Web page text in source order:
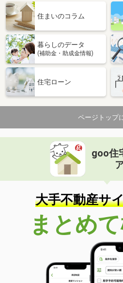
山梨県甲府市天神町
8.10万円
山梨県甲府
専有面積
25.89m²
間取り
1K
山梨県笛吹市石和町川中島
価 格
6.40万円
専有面積 28.02m²
間取り
1K
山梨県甲府市里吉１
価 格
山梨県甲府
専有面積
34.88m²
間取り
1K
山梨県甲府市天神町
8.10万円
山梨県甲府
専有面積 25.89m²
間取り
1K
住まいのコラム
暮らしのデータ
(補助金・助成金情報)
住宅ローン
ページトップ
goo住
大手不動産サ
まとめて